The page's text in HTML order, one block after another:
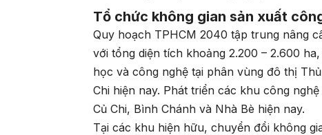
Tổ chức không gian sản xuất
Quy hoạch TPHCM 2040 tập trung nâng
với tổng diện tích khoảng 2.200 – 2.600
học và công nghệ tại phân vùng đô thị
Chi hiện nay. Phát triển các khu công
Củ Chi, Bình Chánh và Nhà Bè hiện nay.
Tại các khu hiện hữu, chuyển đổi không